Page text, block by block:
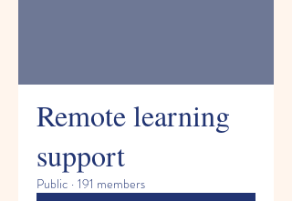
Remote learning
support
Public · 191 members